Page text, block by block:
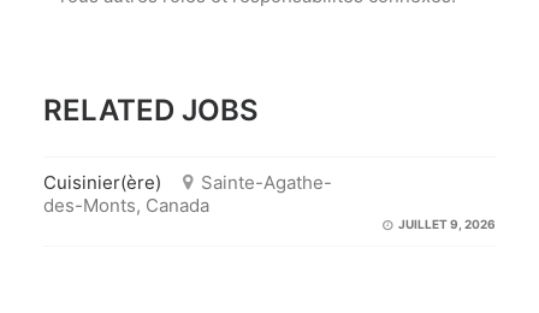
RELATED JOBS
Cuisinier(ère)
Sainte-Agathe-
des-Monts, Canada
JUILLET 9, 2026